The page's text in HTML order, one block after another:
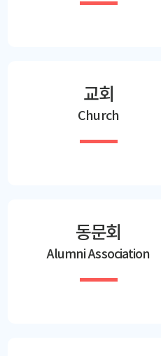
교회
Church
동문회
Alumni Association